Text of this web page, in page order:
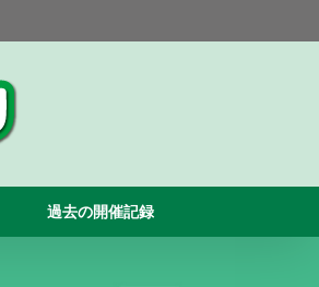
過去の開催記録